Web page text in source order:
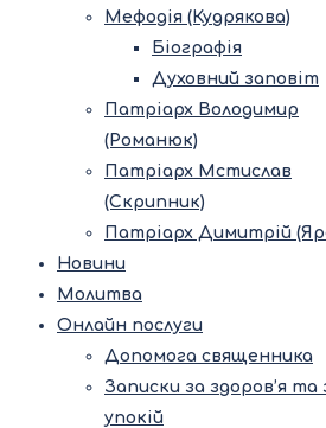
Мефодія (Кудрякова)
Біографія
Духовний заповіт
Патріарх Володимир
(Романюк)
Патріарх Мстислав
(Скрипник)
Патріарх Димитрій
Новини
Молитва
Онлайн послуги
Допомога священника
Записки за здоров’я та
упокій